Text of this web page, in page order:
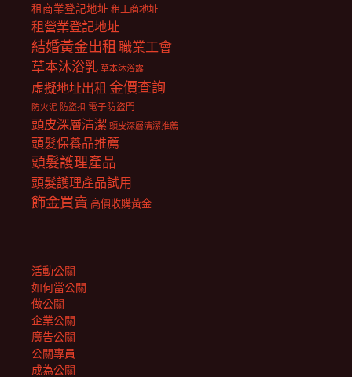
租商業登記地址 租工商地址
租營業登記地址
結婚黃金出租職業工會
草本沐浴乳 草本沐浴露
虛擬地址出租 金價查詢
防火泥 防盜扣 電子防盜門
頭皮深層清潔 頭皮深層清潔推薦
頭髮保養品推薦
頭髮護理產品
頭髮護理產品試用
飾金買賣 高價收購黃金
活動公關
如何當公關
做公關
企業公關
廣告公關
公關專員
成為公關